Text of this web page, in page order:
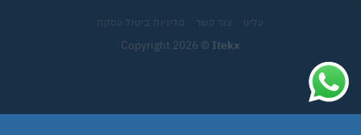
עלינו צור קשר מדיניות ביטול עסקה
Copyright 2026 © Itekx